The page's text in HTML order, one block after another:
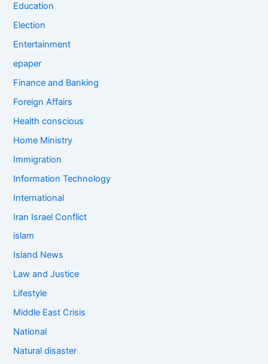
Education
Election
Entertainment
epaper
Finance and Banking
Foreign Affairs
Health conscious
Home Ministry
Immigration
Information Technology
International
Iran Israel Conflict
islam
Island News
Law and Justice
Lifestyle
Middle East Crisis
National
Natural disaster